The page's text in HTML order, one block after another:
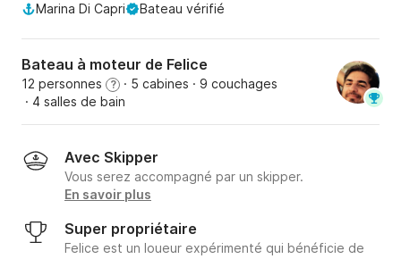
Marina Di Capri
Bateau vérifié
Bateau à moteur de Felice
12 personnes ? · 5 cabines · 9 couchages
· 4 salles de bain
Avec Skipper
Vous serez accompagné par un skipper.
En savoir plus
Super propriétaire
Felice est un loueur expérimenté qui bénéficie de